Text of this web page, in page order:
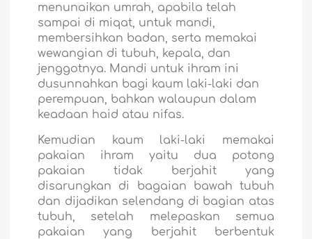
menunaikan umrah, apabila telah
sampai di miqat, untuk mandi,
membersihkan badan, serta memakai
wewangian di tubuh, kepala, dan
jenggotnya. Mandi untuk ihram ini
dusunnahkan bagi kaum laki-laki dan
perempuan, bahkan walaupun dalam
keadaan haid atau nifas.
Kemudian kaum laki-laki memakai
pakaian ihram yaitu dua potong
pakaian tidak berjahit yang
disarungkan di bagaian bawah tubuh
dan dijadikan selendang di bagian atas
tubuh, setelah melepaskan semua
pakaian yang berjahit berbentuk